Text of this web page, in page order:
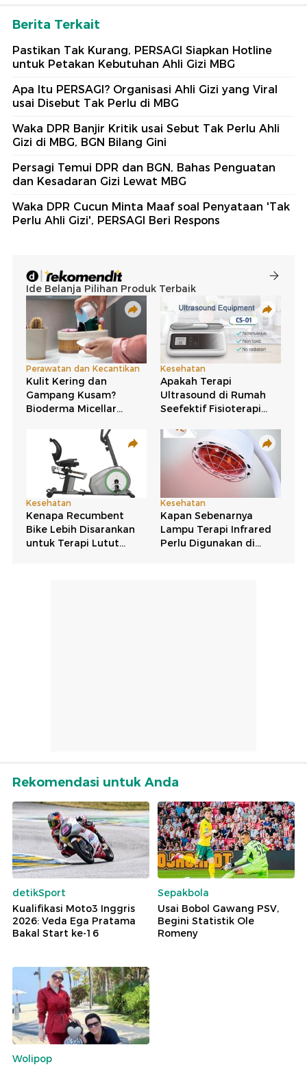
Berita Terkait
Pastikan Tak Kurang, PERSAGI Siapkan Hotline
untuk Petakan Kebutuhan Ahli Gizi MBG
Apa Itu PERSAGI? Organisasi Ahli Gizi yang Viral
usai Disebut Tak Perlu di MBG
Waka DPR Banjir Kritik usai Sebut Tak Perlu Ahli
Gizi di MBG, BGN Bilang Gini
Persagi Temui DPR dan BGN, Bahas Penguatan
dan Kesadaran Gizi Lewat MBG
Waka DPR Cucun Minta Maaf soal Penyataan 'Tak
Perlu Ahli Gizi', PERSAGI Beri Respons
Rekomendasi untuk Anda
detikSport
Kualifikasi Moto3 Inggris
2026: Veda Ega Pratama
Bakal Start ke-16
Sepakbola
Usai Bobol Gawang PSV,
Begini Statistik Ole
Romeny
Wolipop